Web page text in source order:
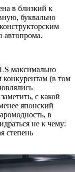
в близкий к
буквально
автопрома.
максимально
(в том
с какой
японский
в
не к чему:
степень